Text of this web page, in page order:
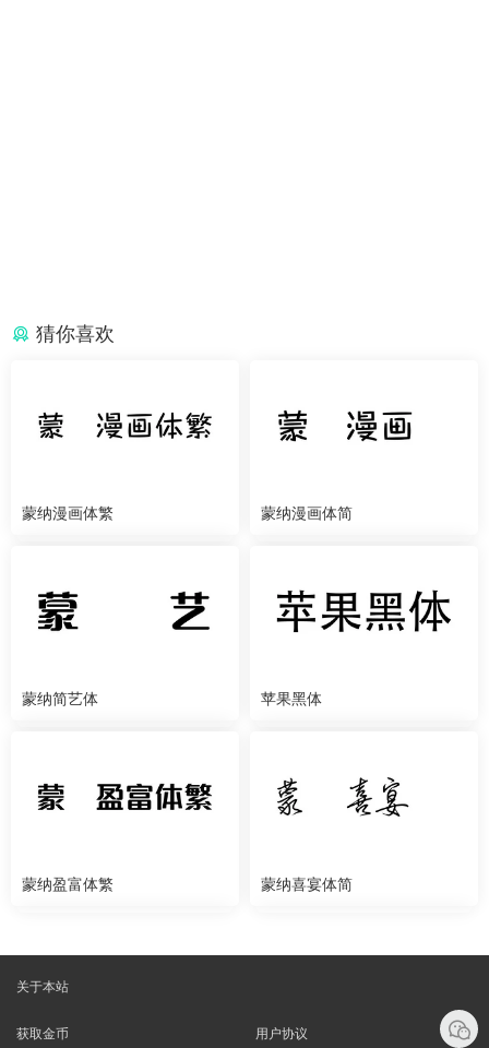
猜你喜欢
蒙纳漫画体繁 蒙纳漫画体简
蒙纳简艺体 苹果黑体
蒙纳盈富体繁 蒙纳喜宴体简
关于本站
获取金币 用户协议